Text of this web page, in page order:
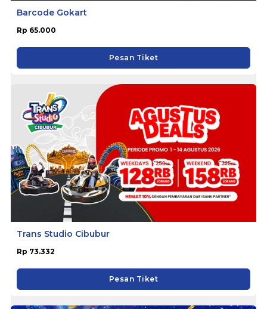
Barcode Gokart
Rp 65.000
Pesan Tiket
Trans Studio Cibubur
Rp 73.332
Pesan Tiket